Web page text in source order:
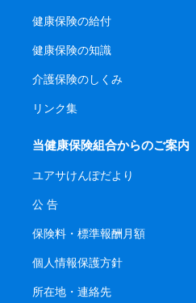
健康保険の給付
健康保険の知識
介護保険のしくみ
リンク集
当健康保険組合からのご案内
ユアサけんぽだより
公 告
保険料・標準報酬月額
個人情報保護方針
所在地・連絡先